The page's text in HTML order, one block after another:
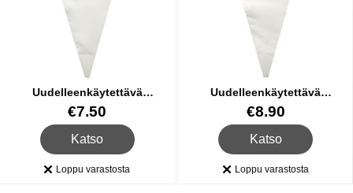
Uudelleenkäytettävä
Pursotinpussi Valkoinen 40 cm
Tuote.nro 87465
€7.50
Katso
, Uudelleenkäytettävä Pursotinpussi Valkoinen 40 cm
Saatavuus:
Loppu varastosta
Uudelleenkäytettävä
Pursotinpussi Valkoinen 45 cm
Tuote.nro 87466
€8.90
Katso
, Uudelleenkäytettävä
Saatavuus:
Loppu varastosta